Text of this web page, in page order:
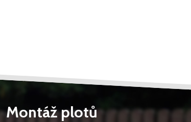
Montáž plotů